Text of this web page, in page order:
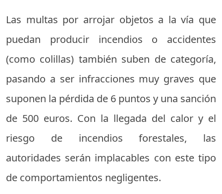
Las multas por arrojar objetos a la vía que
puedan producir incendios o accidentes
(como colillas) también suben de categoría,
pasando a ser infracciones muy graves que
suponen la pérdida de 6 puntos y una sanción
de 500 euros. Con la llegada del calor y el
riesgo de incendios forestales, las
autoridades serán implacables con este tipo
de comportamientos negligentes.